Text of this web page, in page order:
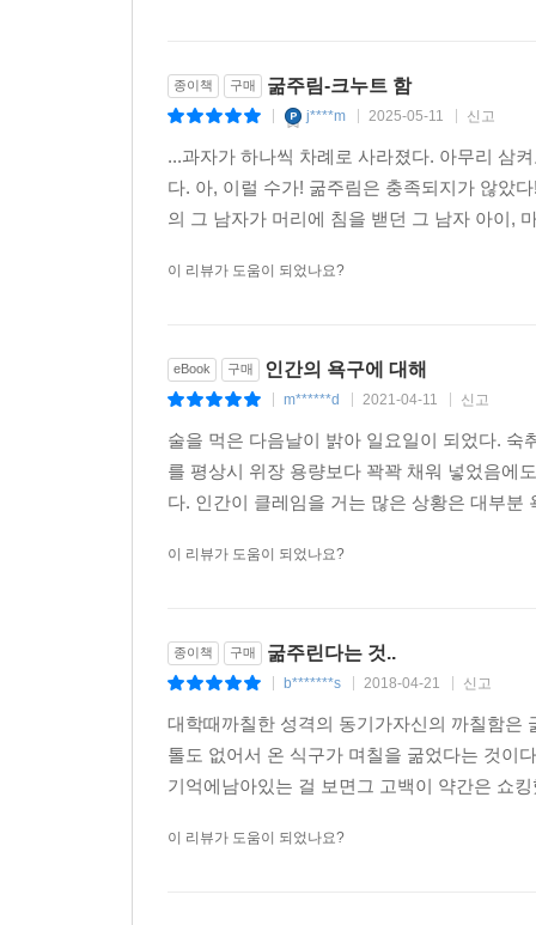
종이책 구매 굶주림-크누트 함
j****m 2025-05-11 신고
...과자가 하나씩 차례로 사라졌다. 아무리 삼
다. 아, 이럴 수가! 굶주림은 충족되지가 않았
의 그 남자가 머리에 침을 밷던 그 남자 아이,
이 리뷰가 도움이 되었나요?
eBook 구매 인간의 욕구에 대해
m******d 2021-04-11 신고
술을 먹은 다음날이 밝아 일요일이 되었다.
를 평상시 위장 용량보다 꽉꽉 채워 넣었음에
다. 인간이 클레임을 거는 많은 상황은 대부
이 리뷰가 도움이 되었나요?
종이책 구매 굶주린다는 것..
b*******s 2018-04-21 신고
대학때까칠한 성격의 동기가자신의 까칠함은
톨도 없어서 온 식구가 며칠을 굶었다는 것이
기억에남아있는 걸 보면그 고백이 약간은 쇼
이 리뷰가 도움이 되었나요?